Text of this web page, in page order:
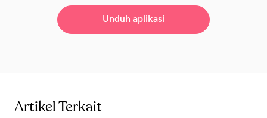
Unduh aplikasi
Artikel Terkait